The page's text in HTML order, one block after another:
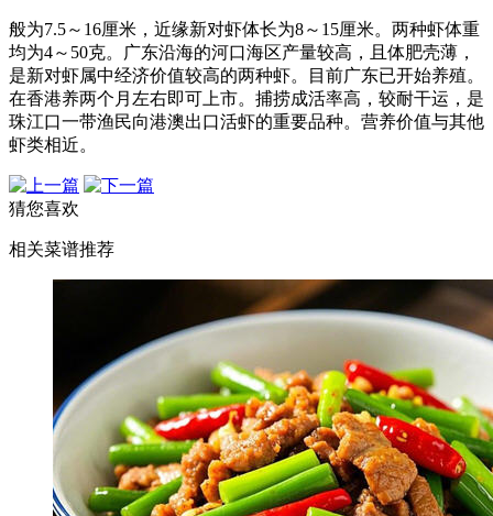
般为7.5～16厘米，近缘新对虾体长为8～15厘米。两种虾体重
均为4～50克。广东沿海的河口海区产量较高，且体肥壳薄，
是新对虾属中经济价值较高的两种虾。目前广东已开始养殖。
在香港养两个月左右即可上市。捕捞成活率高，较耐干运，是
珠江口一带渔民向港澳出口活虾的重要品种。营养价值与其他
虾类相近。
猜您喜欢
相关菜谱推荐